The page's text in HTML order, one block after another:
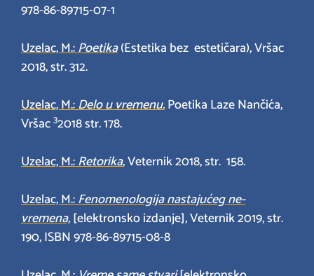
978-86-89715-07-1
Uzelac, M.:Poetika(Estetika bez estetičara), Vršac
2018, str. 312.
Uzelac, M.:Delo u vremenu.Poetika Laze Nančića,
Vršac32018 str. 178.
Uzelac, M.:Retorika, Veternik 2018, str. 158.
Uzelac, M.:Fenomenologija nastajućeg ne-
vremena,[elektronsko izdanje], Veternik 2019, str.
190, ISBN 978-86-89715-08-8